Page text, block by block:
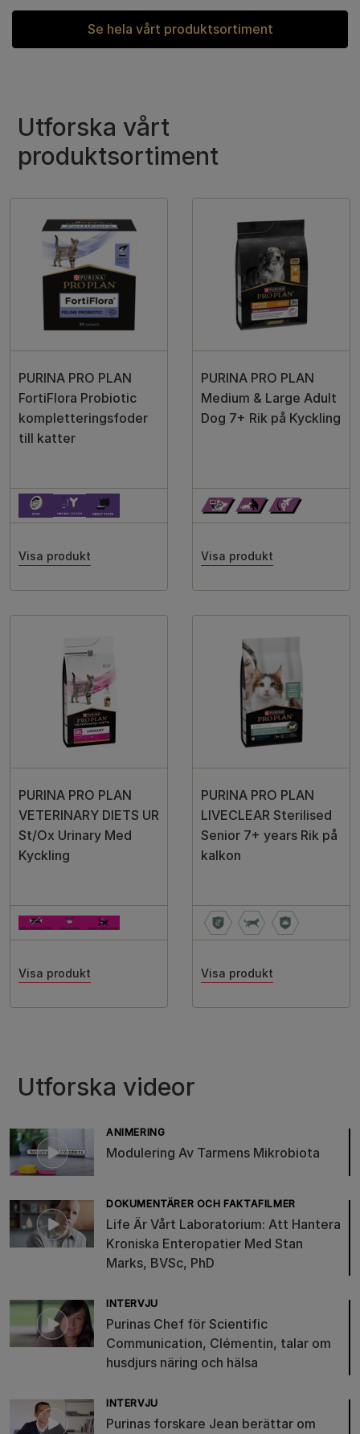
Se hela vårt produktsortiment
Utforska vårt
produktsortiment
PURINA PRO PLAN
FortiFlora Probiotic
kompletteringsfoder
till katter
Visa produkt
PURINA PRO PLAN
Medium & Large Adult
Dog 7+ Rik på Kyckling
Visa produkt
PURINA PRO PLAN
VETERINARY DIETS UR
St/Ox Urinary Med
Kyckling
Visa produkt
PURINA PRO PLAN
LIVECLEAR Sterilised
Senior 7+ years Rik på
kalkon
Visa produkt
Utforska videor
ANIMERING
Modulering Av Tarmens Mikrobiota
DOKUMENTÄRER OCH FAKTAFILMER
Life Är Vårt Laboratorium: Att Hantera
Kroniska Enteropatier Med Stan
Marks, BVSc, PhD
INTERVJU
Purinas Chef för Scientific
Communication, Clémentin, talar om
husdjurs näring och hälsa
INTERVJU
Purinas forskare Jean berättar om